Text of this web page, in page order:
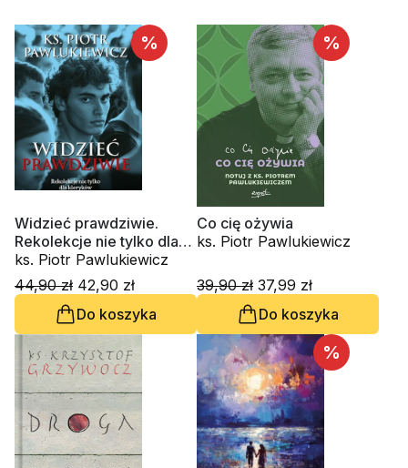
%
Widzieć prawdziwie.
Rekolekcje nie tylko dla
kleryków
ks. Piotr Pawlukiewicz
44,90 zł 42,90 zł
Do koszyka
%
Co cię ożywia
ks. Piotr Pawlukiewicz
39,90 zł 37,99 zł
Do koszyka
%